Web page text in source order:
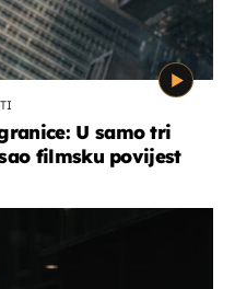
U samo tri
filmsku povijest